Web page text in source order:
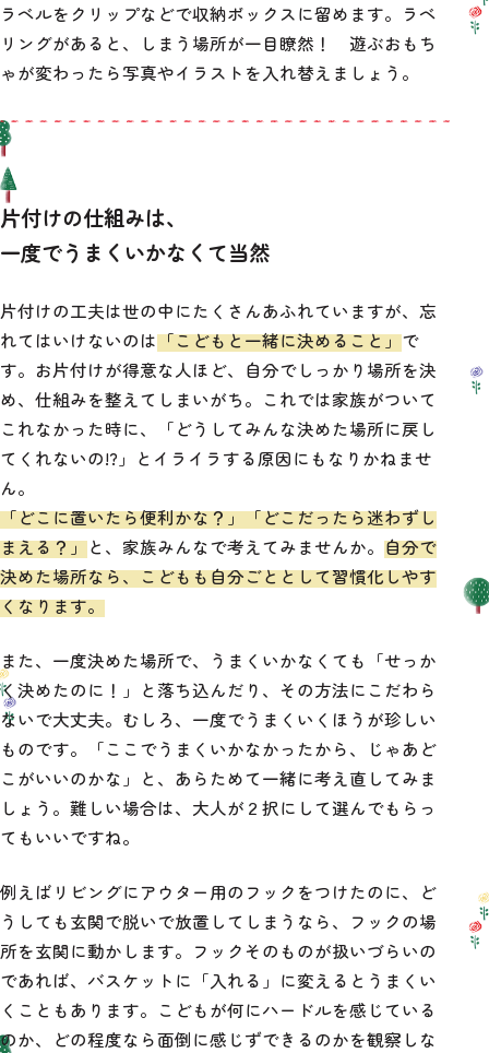
ラベルをクリップなどで収納ボックスに留めます。ラベ
リングがあると、しまう場所が一目瞭然！ 遊ぶおもち
ゃが変わったら写真やイラストを入れ替えましょう。
片付けの仕組みは、
一度でうまくいかなくて当然
片付けの工夫は世の中にたくさんあふれていますが、忘
れてはいけないのは「こどもと一緒に決めること」で
す。お片付けが得意な人ほど、自分でしっかり場所を決
め、仕組みを整えてしまいがち。これでは家族がついて
これなかった時に、「どうしてみんな決めた場所に戻し
てくれないの!?」とイライラする原因にもなりかねませ
ん。
「どこに置いたら便利かな？」「どこだったら迷わずし
まえる？」と、家族みんなで考えてみませんか。 自分で
決めた場所なら、こどもも自分ごととして習慣化しやす
くなります。
また、一度決めた場所で、うまくいかなくても「せっか
く決めたのに！」と落ち込んだり、その方法にこだわら
ないで大丈夫。むしろ、一度でうまくいくほうが珍しい
ものです。「ここでうまくいかなかったから、じゃあど
こがいいのかな」と、あらためて一緒に考え直してみま
しょう。難しい場合は、大人が２択にして選んでもらっ
てもいいですね。
例えばリビングにアウター用のフックをつけたのに、ど
うしても玄関で脱いで放置してしまうなら、フックの場
所を玄関に動かします。フックそのものが扱いづらいの
であれば、バスケットに「入れる」に変えるとうまくい
くこともあります。こどもが何にハードルを感じている
のか、どの程度なら面倒に感じずできるのかを観察しな